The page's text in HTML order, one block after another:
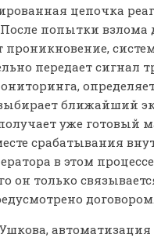
цепочка
попытки взлома
передает сигнал
ближайший
уже готовый
срабатывания
в этом
он только
договором.
автоматизация